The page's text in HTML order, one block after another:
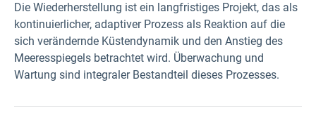
Die Wiederherstellung ist ein langfristiges Projekt, das als
kontinuierlicher, adaptiver Prozess als Reaktion auf die
sich verändernde Küstendynamik und den Anstieg des
Meeresspiegels betrachtet wird. Überwachung und
Wartung sind integraler Bestandteil dieses Prozesses.